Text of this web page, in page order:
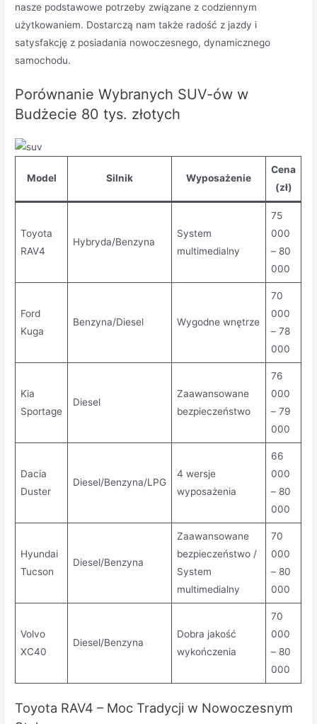
nasze podstawowe potrzeby związane z codziennym
użytkowaniem. Dostarczą nam także radość z jazdy i
satysfakcję z posiadania nowoczesnego, dynamicznego
samochodu.
Porównanie Wybranych SUV-ów w
Budżecie 80 tys. złotych
Model Silnik Wyposażenie
Cena
(zł)
Toyota
RAV4
Hybryda/Benzyna
System
multimedialny
75
000
– 80
000
Ford
Kuga
Benzyna/Diesel Wygodne wnętrze
70
000
– 78
000
Kia
Sportage
Diesel
Zaawansowane
bezpieczeństwo
76
000
– 79
000
Dacia
Duster
Diesel/Benzyna/LPG
4 wersje
wyposażenia
66
000
– 80
000
Hyundai
Tucson
Diesel/Benzyna
Zaawansowane
bezpieczeństwo /
System
multimedialny
70
000
– 80
000
Volvo
XC40
Diesel/Benzyna
Dobra jakość
wykończenia
70
000
– 80
000
Toyota RAV4 – Moc Tradycji w Nowoczesnym